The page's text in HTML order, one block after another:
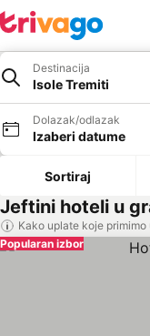
Destinacija
Isole Tremiti
Dolazak/odlazak
Izaberi datume
Sortiraj
Jeftini hoteli u
Kako uplate koje
Popularan izbor